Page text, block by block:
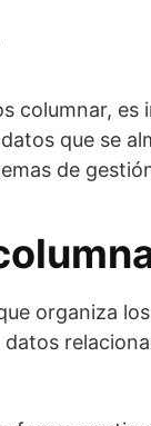
columnar,
que se
de
organiza